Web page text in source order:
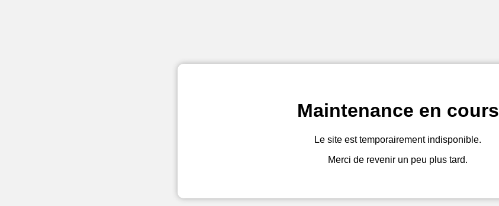
Maintenance en cours
Le site est temporairement indisponible.
Merci de revenir un peu plus tard.